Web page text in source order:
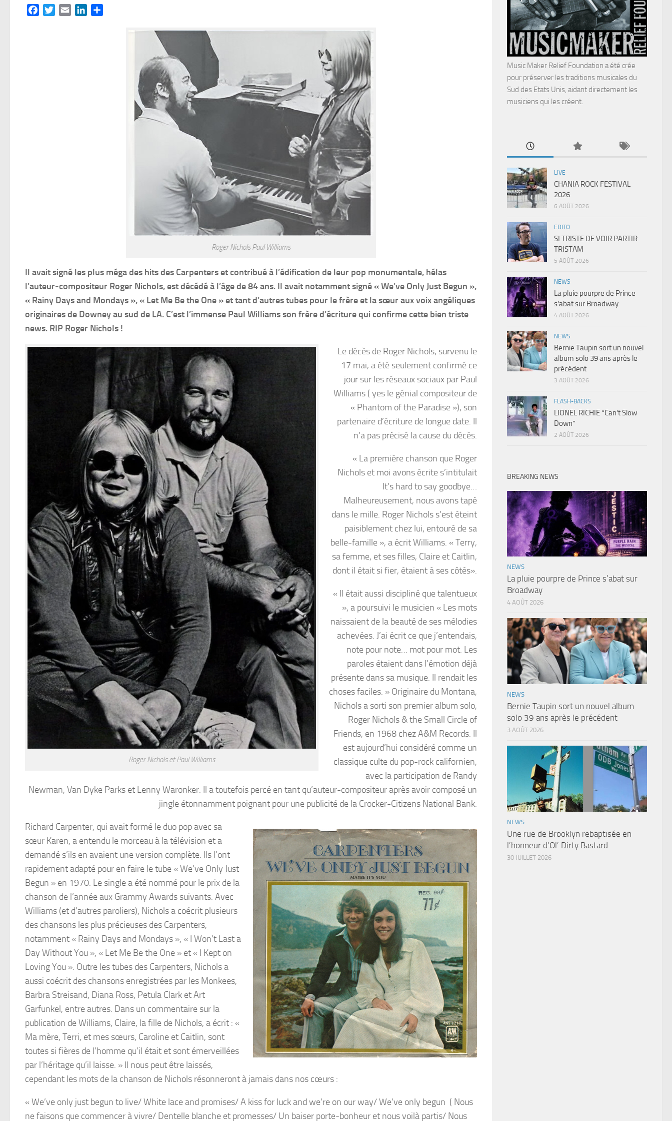
FacebookTwitterEmail LinkedIn
Roger Nichols Paul Williams
Il avait signé les plus méga des hits des Carpenters et contribué à l’édification de leur pop monumentale, hélas
l’auteur-compositeur Roger Nichols, est décédé à l’âge de 84 ans. Il avait notamment signé « We’ve Only Just Begun »,
« Rainy Days and Mondays », « Let Me Be the One » et tant d’autres tubes pour le frère et la sœur aux voix angéliques
originaires de Downey au sud de LA. C’est l’immense Paul Williams son frère d’écriture qui confirme cette bien triste
news. RIP Roger Nichols !
Roger Nichols et Paul Williams
Le décès de Roger Nichols, survenu le
17 mai, a été seulement confirmé ce
jour sur les réseaux sociaux par Paul
Williams ( yes le génial compositeur de
« Phantom of the Paradise »), son
partenaire d’écriture de longue date. Il
n’a pas précisé la cause du décès.
« La première chanson que Roger
Nichols et moi avons écrite s’intitulait
It’s hard to say goodbye…
Malheureusement, nous avons tapé
dans le mille. Roger Nichols s’est éteint
paisiblement chez lui, entouré de sa
belle-famille », a écrit Williams. « Terry,
sa femme, et ses filles, Claire et Caitlin,
dont il était si fier, étaient à ses côtés».
« Il était aussi discipliné que talentueux
», a poursuivi le musicien « Les mots
naissaient de la beauté de ses mélodies
achevées. J’ai écrit ce que j’entendais,
note pour note… mot pour mot. Les
paroles étaient dans l’émotion déjà
présente dans sa musique. Il rendait les
choses faciles. » Originaire du Montana,
Nichols a sorti son premier album solo,
Roger Nichols & the Small Circle of
Friends, en 1968 chez A&M Records. Il
est aujourd’hui considéré comme un
classique culte du pop-rock californien,
avec la participation de Randy
Newman, Van Dyke Parks et Lenny Waronker. Il a toutefois percé en tant qu’auteur-compositeur après avoir composé un
jingle étonnamment poignant pour une publicité de la Crocker-Citizens National Bank.
Richard Carpenter, qui avait formé le duo pop avec sa
sœur Karen, a entendu le morceau à la télévision et a
demandé s’ils en avaient une version complète. Ils l’ont
rapidement adapté pour en faire le tube « We’ve Only Just
Begun » en 1970. Le single a été nommé pour le prix de la
chanson de l’année aux Grammy Awards suivants. Avec
Williams (et d’autres paroliers), Nichols a coécrit plusieurs
des chansons les plus précieuses des Carpenters,
notamment « Rainy Days and Mondays », « I Won’t Last a
Day Without You », « Let Me Be the One » et « I Kept on
Loving You ». Outre les tubes des Carpenters, Nichols a
aussi coécrit des chansons enregistrées par les Monkees,
Barbra Streisand, Diana Ross, Petula Clark et Art
Garfunkel, entre autres. Dans un commentaire sur la
publication de Williams, Claire, la fille de Nichols, a écrit : «
Ma mère, Terri, et mes sœurs, Caroline et Caitlin, sont
toutes si fières de l’homme qu’il était et sont émerveillées
par l’héritage qu’il laisse. » Il nous peut être laissés,
cependant les mots de la chanson de Nichols résonneront à jamais dans nos cœurs :
« We’ve only just begun to live/ White lace and promises/ A kiss for luck and we’re on our way/ We’ve only begun ( Nous
ne faisons que commencer à vivre/ Dentelle blanche et promesses/ Un baiser porte-bonheur et nous voilà partis/ Nous
Music Maker Relief Foundation a été crée
pour préserver les traditions musicales du
Sud des Etats Unis, aidant directement les
musiciens qui les créent.
LIVE
CHANIA ROCK FESTIVAL
2026
6 AOÛT 2026
EDITO
SI TRISTE DE VOIR PARTIR
TRISTAM
5 AOÛT 2026
NEWS
La pluie pourpre de Prince
s’abat sur Broadway
4 AOÛT 2026
NEWS
Bernie Taupin sort un nouvel
album solo 39 ans après le
précédent
3 AOÛT 2026
FLASH-BACKS
LIONEL RICHIE “Can’t Slow
Down”
2 AOÛT 2026
BREAKING NEWS
NEWS
La pluie pourpre de Prince s’abat sur
Broadway
4 AOÛT 2026
NEWS
Bernie Taupin sort un nouvel album
solo 39 ans après le précédent
3 AOÛT 2026
NEWS
Une rue de Brooklyn rebaptisée en
l’honneur d’Ol’ Dirty Bastard
30 JUILLET 2026